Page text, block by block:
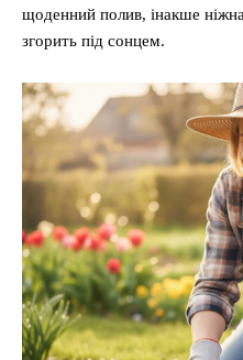
щоденний полив, інакше
згорить під сонцем.